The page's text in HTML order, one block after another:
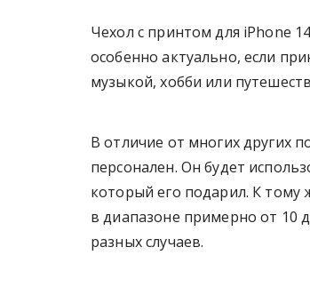
Чехол с принтом для iPhone
особенно актуально, если
музыкой, хобби или
В отличие от многих других
персонален. Он будет
который его подарил. К тому
в диапазоне примерно от 10
разных случаев.